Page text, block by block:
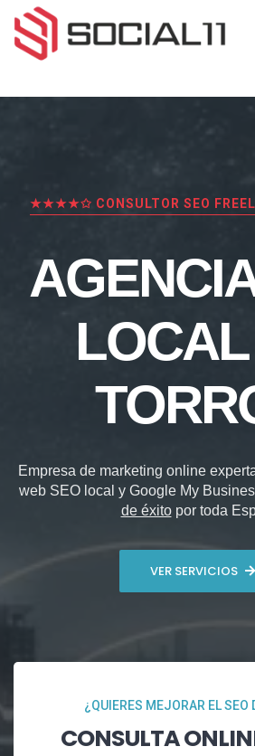
★★★★✩ CONSULTOR SEO
Empresa de marketing online
web SEO local y Google My
de éxitopor toda
VER SERVICIOS
¿QUIERES MEJORAR EL SEO
CONSULTA